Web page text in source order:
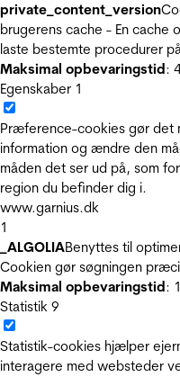
private_content_version
brugerens cache - En cache
laste bestemte procedurer
Maksimal opbevaringstid:
Egenskaber 1
Præference-cookies gør det
information og ændre den
måden det ser ud på, som
region du befinder dig i.
www.garnius.dk
1
_ALGOLIABenyttes til
Cookien gør søgningen
Maksimal opbevaringstid:
Statistik 9
Statistik-cookies hjælper
interagere med websteder